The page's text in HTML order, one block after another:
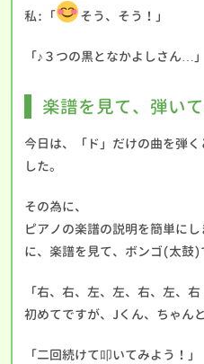
私:「 そう、そう！」
「♪３つの黒となかよしさん…」
楽譜を見て、弾い
今日は、「ド」だけの曲を弾
した。
その為に、
ピアノの楽譜の説明を簡単に
に、楽譜を見て、ボンゴ(太鼓)
「右、右、左、左、右、左、右
初めてですが、Jくん、ちゃん
「二回続けて叩いてみよう！」